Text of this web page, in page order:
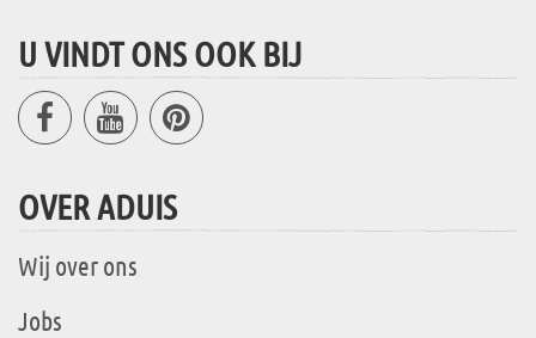
U VINDT ONS OOK BIJ
OVER ADUIS
Wij over ons
Jobs